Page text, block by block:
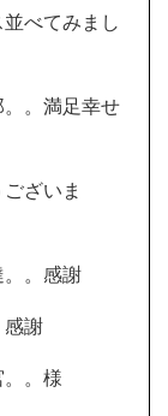
べてみまし
。満足幸せ
ざいま
。感謝
感謝
。様